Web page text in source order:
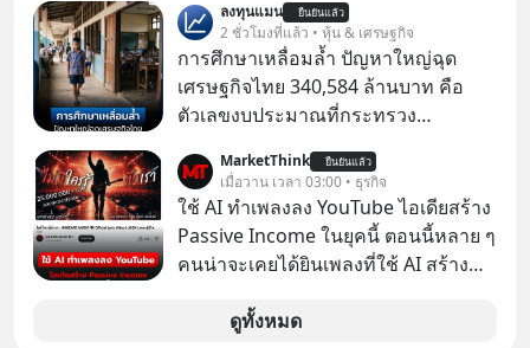
ตามมาคือ โทรศัพท์ของเขากลายเป็น
ความเงียบสนิทนานถึง 14 เดือนเต็ม แต่
ความเงียบและ "ไฟแดง" ในวันนั้นกลับ
กลายเป็นการถอยหลังเพื่อตั้งหลัก จนส่ง
ให้เขาก้าวขึ้นไปยืนถือรางวัลออสการ์
ในบทบาทที่เปลี่ยนชีวิตเขาไปตลอดกาล
ใน MM EP. นี้ เราจะมาร่วมถอดรหัส
และปรับวิธีคิดกันว่า Greenlight (ไฟ
เขียว) จะสร้างมันขึ้นมาล่วงหน้าด้วย
วินัยและความพร้อมได้อย่างไร?
Yellowlight (ไฟเหลือง) จะรับมือกับ
สัญญาณเตือน และชะลอตัวอย่างมีสติ
ลงทุนแมน ยืนยันแล้ว
2 ชั่วโมงที่แล้ว • หุ้น & เศรษฐกิจ
การศึกษาเหลื่อมล้ำ ปัญหาใหญ่ฉุด
เศรษฐกิจไทย 340,584 ล้านบาท คือ
ตัวเลขงบประมาณที่กระทรวง
รายจ่ายประจำปี 2568 ซึ่งมากที่สุดเป็น
อันดับ 2 รองจากกระทรวงการคลัง
MarketThink ยืนยันแล้ว
เมื่อวาน เวลา 03:00 • ธุรกิจ
ใช้ AI ทำเพลงลง YouTube ไอเดียสร้าง
Passive Income ในยุคนี้ ตอนนี้หลาย ๆ
คนน่าจะเคยได้ยินเพลงที่ใช้ AI สร้าง
รู้ตัวเรา” จากช่องชื่อว่า UNHEARD
ดูทั้งหมด